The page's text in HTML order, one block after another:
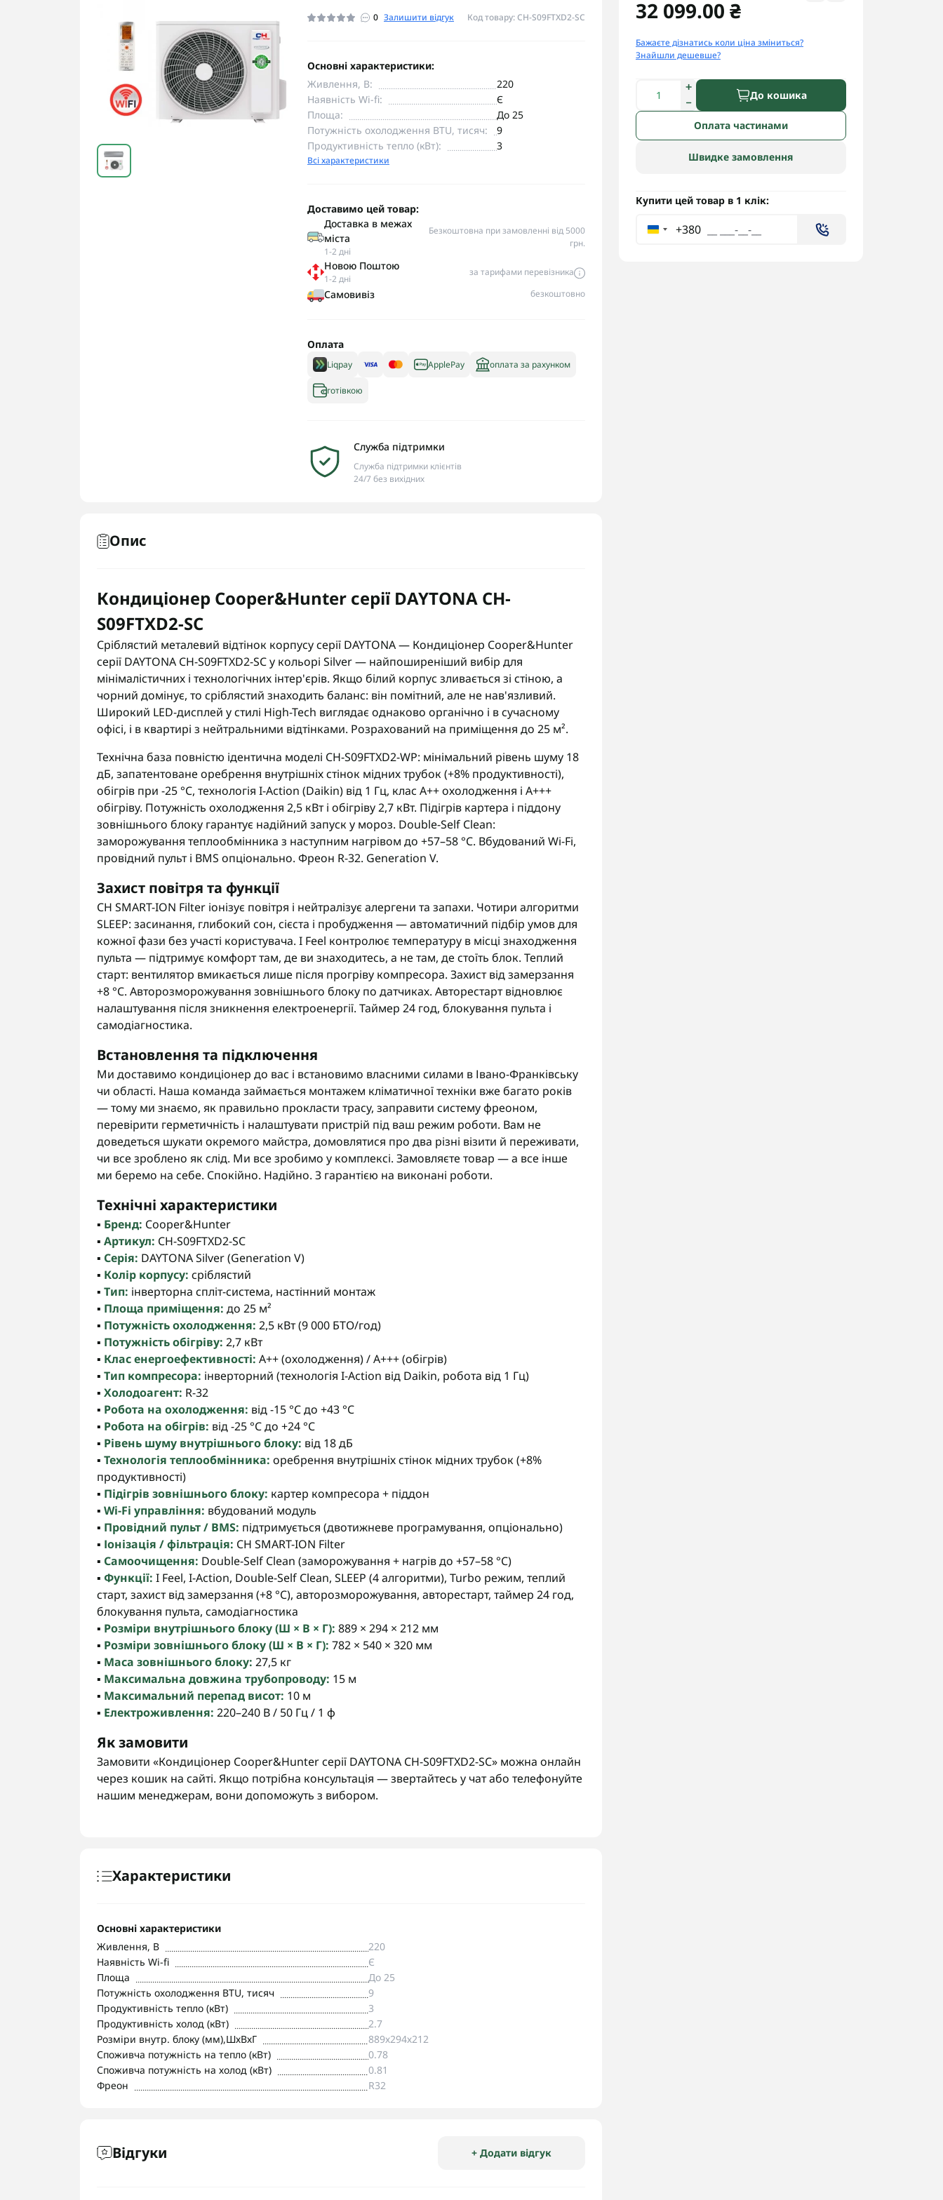
0 Залишити відгук Код товару: CH-S09FTXD2-SC 32 099.00 ₴
Бажаєте дізнатись коли ціна зміниться?
Знайшли дешевше?
До кошика
Оплата частинами
Швидке замовлення
Купити цей товар в 1 клік:
+380
Основні характеристики:
Живлення, В:
220
Наявність Wi-fi:
Є
Площа:
До 25
Потужність охолодження BTU, тисяч:
9
Продуктивність тепло (кВт):
3
Всі характеристики
Доставимо цей товар:
Доставка в межах
міста
1-2 дні
Безкоштовна при замовленні від 5000
грн.
Новою Поштою
1-2 дні
за тарифами перевізника
Самовивіз безкоштовно
Оплата
Liqpay ApplePay оплата за рахунком
готівкою
Служба підтримки
Служба підтримки клієнтів
24/7 без вихідних
Опис
Кондиціонер Cooper&Hunter серії DAYTONA CH-
S09FTXD2-SC
Сріблястий металевий відтінок корпусу серії DAYTONA — Кондиціонер Cooper&Hunter
серії DAYTONA CH-S09FTXD2-SC у кольорі Silver — найпоширеніший вибір для
мінімалістичних і технологічних інтер'єрів. Якщо білий корпус зливається зі стіною, а
чорний домінує, то сріблястий знаходить баланс: він помітний, але не нав'язливий.
Широкий LED-дисплей у стилі High-Tech виглядає однаково органічно і в сучасному
офісі, і в квартирі з нейтральними відтінками. Розрахований на приміщення до 25 м².
Технічна база повністю ідентична моделі CH-S09FTXD2-WP: мінімальний рівень шуму 18
дБ, запатентоване оребрення внутрішніх стінок мідних трубок (+8% продуктивності),
обігрів при -25 °C, технологія I-Action (Daikin) від 1 Гц, клас A++ охолодження і A+++
обігріву. Потужність охолодження 2,5 кВт і обігріву 2,7 кВт. Підігрів картера і піддону
зовнішнього блоку гарантує надійний запуск у мороз. Double-Self Clean:
заморожування теплообмінника з наступним нагрівом до +57–58 °C. Вбудований Wi-Fi,
провідний пульт і BMS опціонально. Фреон R-32. Generation V.
Захист повітря та функції
CH SMART-ION Filter іонізує повітря і нейтралізує алергени та запахи. Чотири алгоритми
SLEEP: засинання, глибокий сон, сієста і пробудження — автоматичний підбір умов для
кожної фази без участі користувача. I Feel контролює температуру в місці знаходження
пульта — підтримує комфорт там, де ви знаходитесь, а не там, де стоїть блок. Теплий
старт: вентилятор вмикається лише після прогріву компресора. Захист від замерзання
+8 °C. Авторозморожування зовнішнього блоку по датчиках. Авторестарт відновлює
налаштування після зникнення електроенергії. Таймер 24 год, блокування пульта і
самодіагностика.
Встановлення та підключення
Ми доставимо кондиціонер до вас і встановимо власними силами в Івано-Франківську
чи області. Наша команда займається монтажем кліматичної техніки вже багато років
— тому ми знаємо, як правильно прокласти трасу, заправити систему фреоном,
перевірити герметичність і налаштувати пристрій під ваш режим роботи. Вам не
доведеться шукати окремого майстра, домовлятися про два різні візити й переживати,
чи все зроблено як слід. Ми все зробимо у комплексі. Замовляєте товар — а все інше
ми беремо на себе. Спокійно. Надійно. З гарантією на виконані роботи.
Технічні характеристики
▪️ Бренд: Cooper&Hunter
▪️ Артикул: CH-S09FTXD2-SC
▪️ Серія: DAYTONA Silver (Generation V)
▪️ Колір корпусу: сріблястий
▪️ Тип: інверторна спліт-система, настінний монтаж
▪️ Площа приміщення: до 25 м²
▪️ Потужність охолодження: 2,5 кВт (9 000 БТО/год)
▪️ Потужність обігріву: 2,7 кВт
▪️ Клас енергоефективності: A++ (охолодження) / A+++ (обігрів)
▪️ Тип компресора: інверторний (технологія I-Action від Daikin, робота від 1 Гц)
▪️ Холодоагент: R-32
▪️ Робота на охолодження: від -15 °C до +43 °C
▪️ Робота на обігрів: від -25 °C до +24 °C
▪️ Рівень шуму внутрішнього блоку: від 18 дБ
▪️ Технологія теплообмінника: оребрення внутрішніх стінок мідних трубок (+8%
продуктивності)
▪️ Підігрів зовнішнього блоку: картер компресора + піддон
▪️ Wi-Fi управління: вбудований модуль
▪️ Провідний пульт / BMS: підтримується (двотижневе програмування, опціонально)
▪️ Іонізація / фільтрація: CH SMART-ION Filter
▪️ Самоочищення: Double-Self Clean (заморожування + нагрів до +57–58 °C)
▪️ Функції: I Feel, I-Action, Double-Self Clean, SLEEP (4 алгоритми), Turbo режим, теплий
старт, захист від замерзання (+8 °C), авторозморожування, авторестарт, таймер 24 год,
блокування пульта, самодіагностика
▪️ Розміри внутрішнього блоку (Ш × В × Г): 889 × 294 × 212 мм
▪️ Розміри зовнішнього блоку (Ш × В × Г): 782 × 540 × 320 мм
▪️ Маса зовнішнього блоку: 27,5 кг
▪️ Максимальна довжина трубопроводу: 15 м
▪️ Максимальний перепад висот: 10 м
▪️ Електроживлення: 220–240 В / 50 Гц / 1 ф
Як замовити
Замовити «Кондиціонер Cooper&Hunter серії DAYTONA CH-S09FTXD2-SC» можна онлайн
через кошик на сайті. Якщо потрібна консультація — звертайтесь у чат або телефонуйте
нашим менеджерам, вони допоможуть з вибором.
Характеристики
Основні характеристики
Живлення, В
220
Наявність Wi-fi
Є
Площа
До 25
Потужність охолодження BTU, тисяч
9
Продуктивність тепло (кВт)
3
Продуктивність холод (кВт)
2.7
Розміри внутр. блоку (мм),ШхВхГ
889х294х212
Споживча потужність на тепло (кВт)
0.78
Споживча потужність на холод (кВт)
0.81
Фреон
R32
Відгуки + Додати відгук